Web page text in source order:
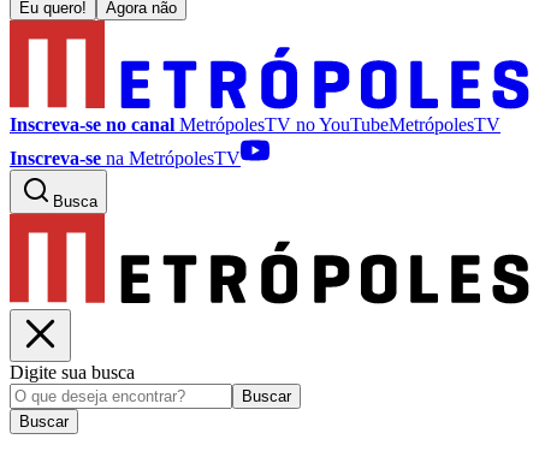
Eu quero! Agora não
Inscreva-se no canal MetrópolesTV noYouTubeMetrópolesTV
Inscreva-se na MetrópolesTV
Busca
Digite sua busca
Buscar
Buscar